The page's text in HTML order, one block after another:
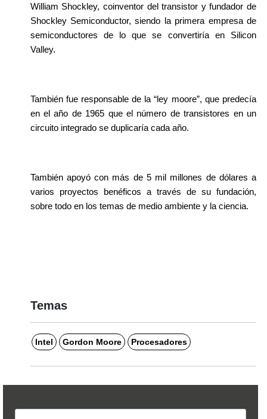
William Shockley, coinventor del transistor y fundador de
Shockley Semiconductor, siendo la primera empresa de
semiconductores de lo que se convertiría en Silicon
Valley.
También fue responsable de la “ley moore”, que predecía
en el año de 1965 que el número de transistores en un
circuito integrado se duplicaría cada año.
También apoyó con más de 5 mil millones de dólares a
varios proyectos benéficos a través de su fundación,
sobre todo en los temas de medio ambiente y la ciencia.
Temas
Intel Gordon Moore Procesadores